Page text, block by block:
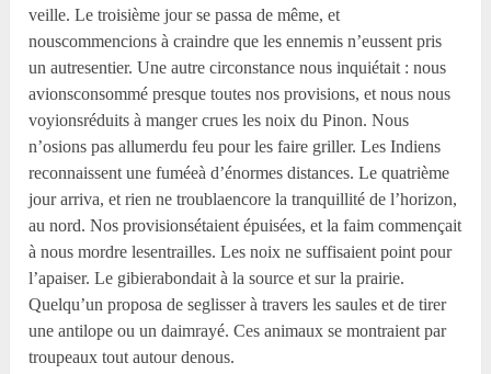
veille. Le troisième jour se passa de même, et
nouscommencions à craindre que les ennemis n’eussent pris
un autresentier. Une autre circonstance nous inquiétait : nous
avionsconsommé presque toutes nos provisions, et nous nous
voyionsréduits à manger crues les noix du Pinon. Nous
n’osions pas allumerdu feu pour les faire griller. Les Indiens
reconnaissent une fuméeà d’énormes distances. Le quatrième
jour arriva, et rien ne troublaencore la tranquillité de l’horizon,
au nord. Nos provisionsétaient épuisées, et la faim commençait
à nous mordre lesentrailles. Les noix ne suffisaient point pour
l’apaiser. Le gibierabondait à la source et sur la prairie.
Quelqu’un proposa de seglisser à travers les saules et de tirer
une antilope ou un daimrayé. Ces animaux se montraient par
troupeaux tout autour denous.